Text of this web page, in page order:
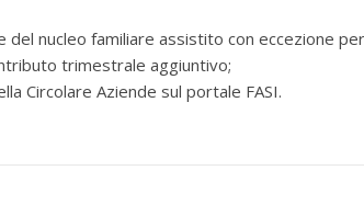
nucleo familiare assistito con eccezione per
trimestrale aggiuntivo;
Circolare Aziende sul portale FASI.